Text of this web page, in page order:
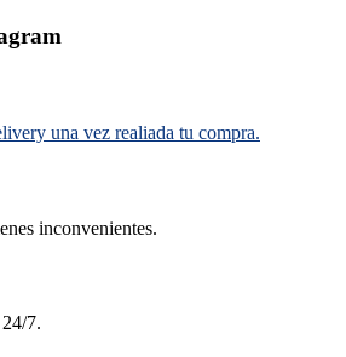
una vez realiada tu compra.
inconvenientes.
7.